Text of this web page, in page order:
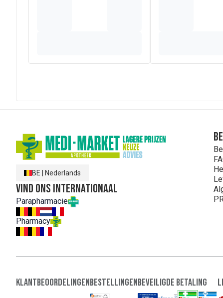
BE Nederlands
Vind ons internationaal
Parapharmacie
Pharmacy
KlantbeoordelingenBestellingenBeveiligde Betaling